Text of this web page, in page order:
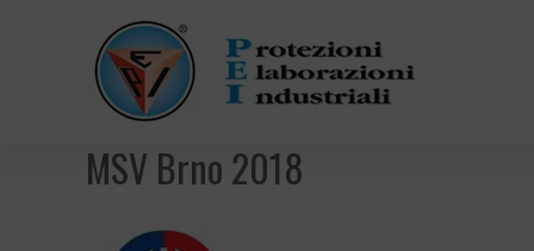
MSV Brno 2018